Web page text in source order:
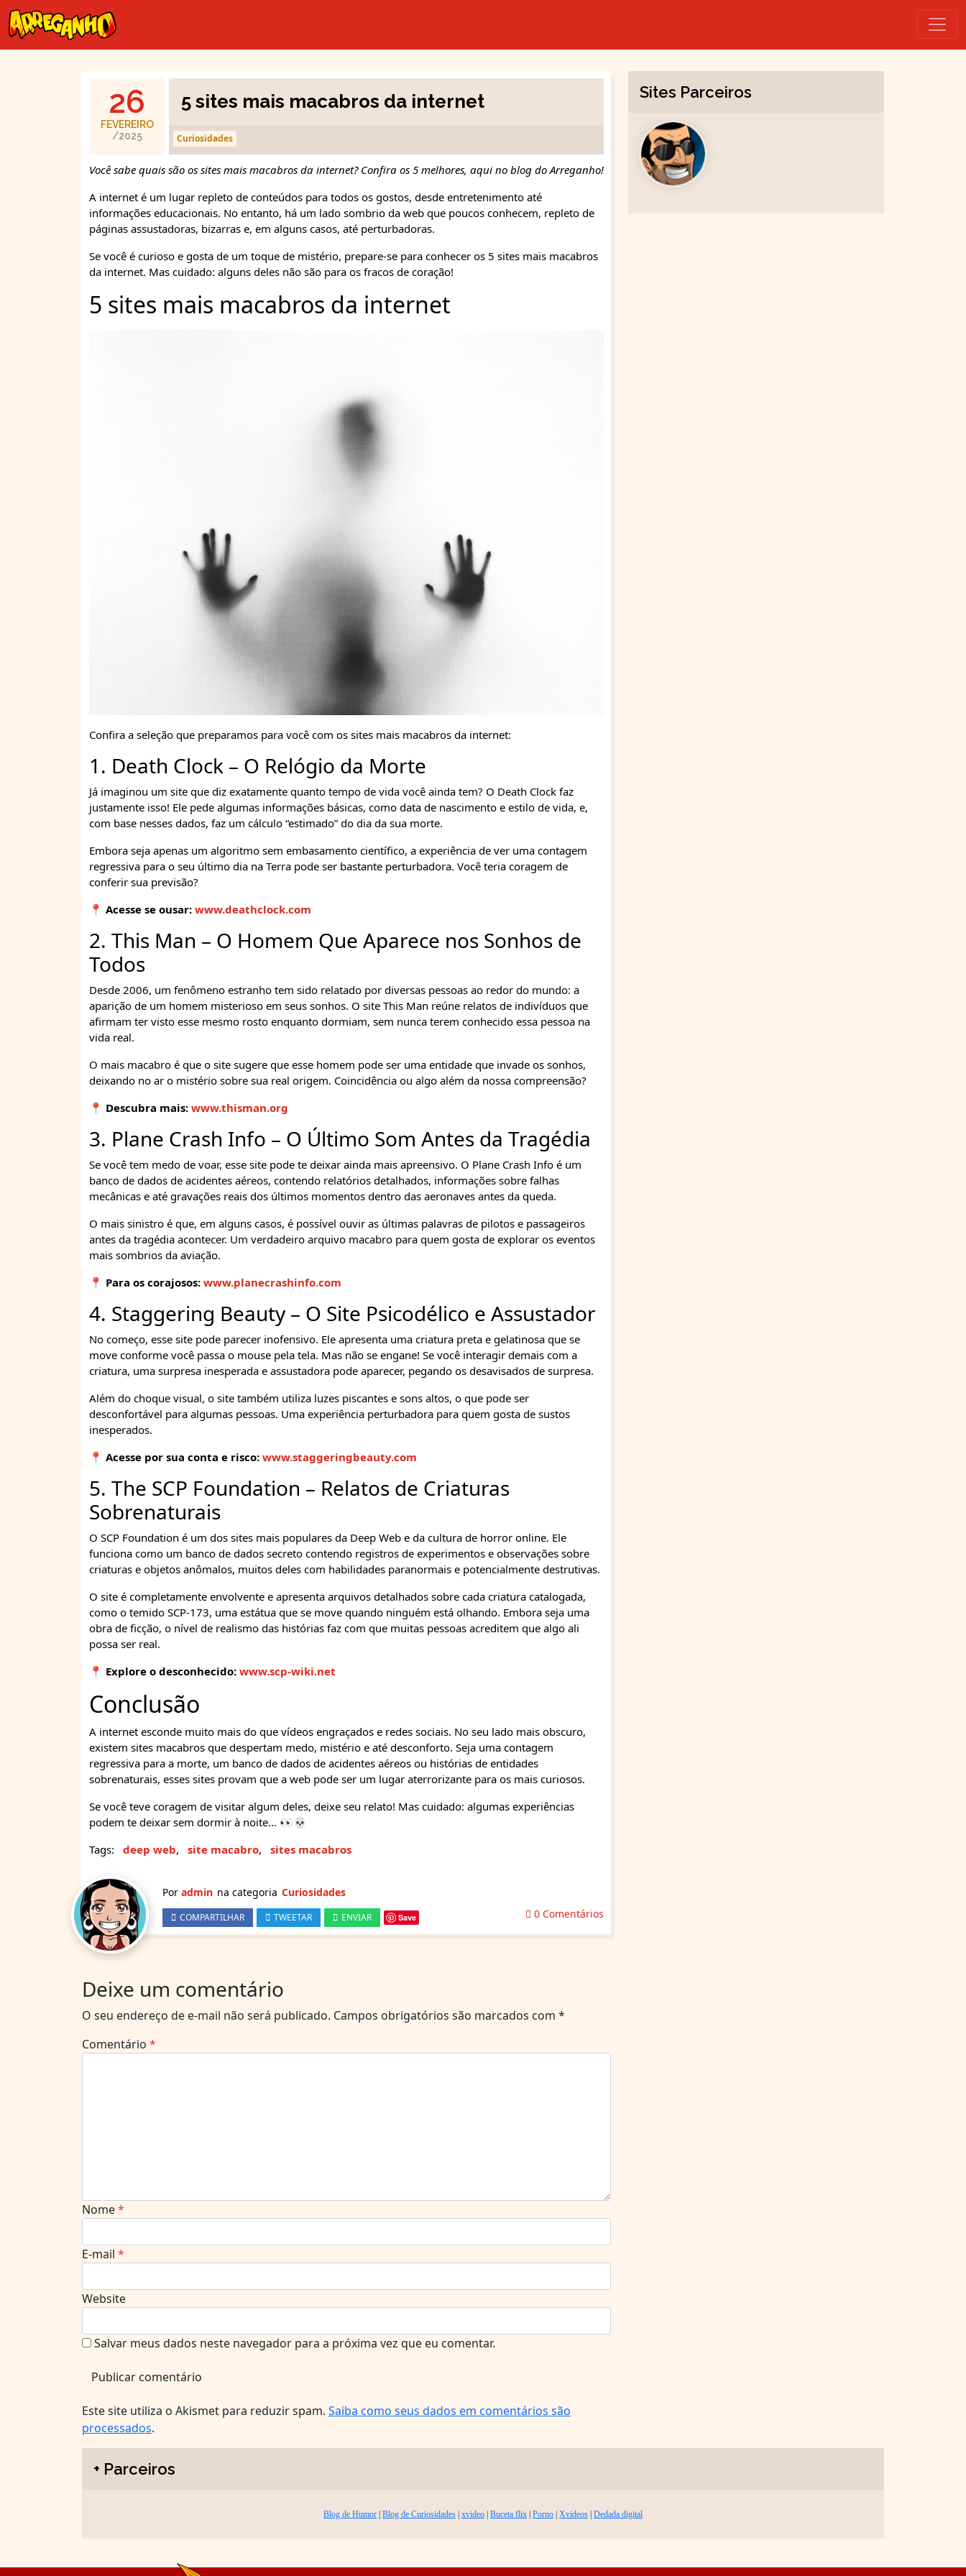
26
FEVEREIRO
/2025
5 sites mais macabros da internet
Curiosidades
Você sabe quais são os sites mais macabros da internet? Confira os 5 melhores, aqui no blog do Arreganho!
A internet é um lugar repleto de conteúdos para todos os gostos, desde entretenimento até
informações educacionais. No entanto, há um lado sombrio da web que poucos conhecem, repleto de
páginas assustadoras, bizarras e, em alguns casos, até perturbadoras.
Se você é curioso e gosta de um toque de mistério, prepare-se para conhecer os 5 sites mais macabros
da internet. Mas cuidado: alguns deles não são para os fracos de coração!
5 sites mais macabros da internet
Confira a seleção que preparamos para você com os sites mais macabros da internet:
1. Death Clock – O Relógio da Morte
Já imaginou um site que diz exatamente quanto tempo de vida você ainda tem? O Death Clock faz
justamente isso! Ele pede algumas informações básicas, como data de nascimento e estilo de vida, e,
com base nesses dados, faz um cálculo “estimado” do dia da sua morte.
Embora seja apenas um algoritmo sem embasamento científico, a experiência de ver uma contagem
regressiva para o seu último dia na Terra pode ser bastante perturbadora. Você teria coragem de
conferir sua previsão?
📍 Acesse se ousar: www.deathclock.com
2. This Man – O Homem Que Aparece nos Sonhos de
Todos
Desde 2006, um fenômeno estranho tem sido relatado por diversas pessoas ao redor do mundo: a
aparição de um homem misterioso em seus sonhos. O site This Man reúne relatos de indivíduos que
afirmam ter visto esse mesmo rosto enquanto dormiam, sem nunca terem conhecido essa pessoa na
vida real.
O mais macabro é que o site sugere que esse homem pode ser uma entidade que invade os sonhos,
deixando no ar o mistério sobre sua real origem. Coincidência ou algo além da nossa compreensão?
📍 Descubra mais: www.thisman.org
3. Plane Crash Info – O Último Som Antes da Tragédia
Se você tem medo de voar, esse site pode te deixar ainda mais apreensivo. O Plane Crash Info é um
banco de dados de acidentes aéreos, contendo relatórios detalhados, informações sobre falhas
mecânicas e até gravações reais dos últimos momentos dentro das aeronaves antes da queda.
O mais sinistro é que, em alguns casos, é possível ouvir as últimas palavras de pilotos e passageiros
antes da tragédia acontecer. Um verdadeiro arquivo macabro para quem gosta de explorar os eventos
mais sombrios da aviação.
📍 Para os corajosos: www.planecrashinfo.com
4. Staggering Beauty – O Site Psicodélico e Assustador
No começo, esse site pode parecer inofensivo. Ele apresenta uma criatura preta e gelatinosa que se
move conforme você passa o mouse pela tela. Mas não se engane! Se você interagir demais com a
criatura, uma surpresa inesperada e assustadora pode aparecer, pegando os desavisados de surpresa.
Além do choque visual, o site também utiliza luzes piscantes e sons altos, o que pode ser
desconfortável para algumas pessoas. Uma experiência perturbadora para quem gosta de sustos
inesperados.
📍 Acesse por sua conta e risco: www.staggeringbeauty.com
5. The SCP Foundation – Relatos de Criaturas
Sobrenaturais
O SCP Foundation é um dos sites mais populares da Deep Web e da cultura de horror online. Ele
funciona como um banco de dados secreto contendo registros de experimentos e observações sobre
criaturas e objetos anômalos, muitos deles com habilidades paranormais e potencialmente destrutivas.
O site é completamente envolvente e apresenta arquivos detalhados sobre cada criatura catalogada,
como o temido SCP-173, uma estátua que se move quando ninguém está olhando. Embora seja uma
obra de ficção, o nível de realismo das histórias faz com que muitas pessoas acreditem que algo ali
possa ser real.
📍 Explore o desconhecido: www.scp-wiki.net
Conclusão
A internet esconde muito mais do que vídeos engraçados e redes sociais. No seu lado mais obscuro,
existem sites macabros que despertam medo, mistério e até desconforto. Seja uma contagem
regressiva para a morte, um banco de dados de acidentes aéreos ou histórias de entidades
sobrenaturais, esses sites provam que a web pode ser um lugar aterrorizante para os mais curiosos.
Se você teve coragem de visitar algum deles, deixe seu relato! Mas cuidado: algumas experiências
podem te deixar sem dormir à noite… 👀💀
Tags:
deep web, site macabro, sites macabros
Por admin na categoria Curiosidades
COMPARTILHAR TWEETAR ENVIAR Save 0 Comentários
Deixe um comentário
O seu endereço de e-mail não será publicado. Campos obrigatórios são marcados com *
Comentário *
Nome*
E-mail *
Website
Salvar meus dados neste navegador para a próxima vez que eu comentar.
Este site utiliza o Akismet para reduzir spam. Saiba como seus dados em comentários são
processados.
Sites Parceiros
+ Parceiros
Blog de Humor | Blog de Curiosidades | xvideo | Buceta flix | Porno | Xvideos | Dedada digital